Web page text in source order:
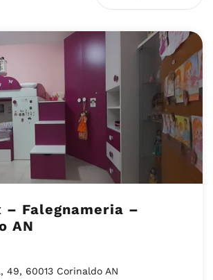
– Falegnameria –
AN
49, 60013 Corinaldo AN